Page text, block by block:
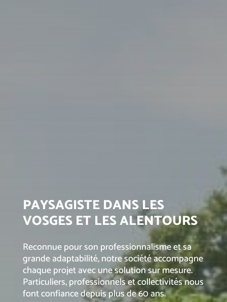
PAYSAGISTE DANS LES
VOSGES ET LES ALENTOURS
Reconnue pour son professionnalisme et sa
grande adaptabilité, notre société accompagne
chaque projet avec une solution sur mesure.
Particuliers, professionnels et collectivités nous
font confiance depuis plus de 60 ans.